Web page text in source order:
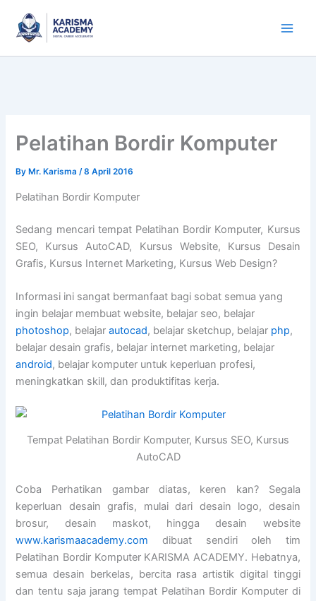
content
Pelatihan Bordir Komputer
By Mr. Karisma/8 April 2016
Pelatihan Bordir Komputer
Sedang mencari tempat Pelatihan Bordir Komputer, Kursus
SEO, Kursus AutoCAD, Kursus Website, Kursus Desain
Grafis, Kursus Internet Marketing, Kursus Web Design?
Informasi ini sangat bermanfaat bagi sobat semua yang
ingin belajar membuat website, belajar seo, belajar
photoshop, belajarautocad, belajar sketchup, belajar php,
belajar desain grafis, belajar internet marketing, belajar
android, belajar komputer untuk keperluan profesi,
meningkatkan skill, dan produktifitas kerja.
Tempat Pelatihan Bordir Komputer, Kursus SEO, Kursus
AutoCAD
Coba Perhatikan gambar diatas, keren kan? Segala
keperluan desain grafis, mulai dari desain logo, desain
brosur, desain maskot, hingga desain website
www.karismaacademy.com dibuat sendiri oleh tim
Pelatihan Bordir Komputer KARISMA ACADEMY. Hebatnya,
semua desain berkelas, bercita rasa artistik digital tinggi
dan tentu saja jarang tempat Pelatihan Bordir Komputer di